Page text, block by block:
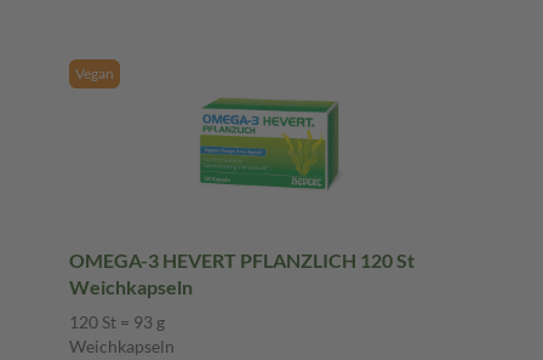
Vegan
OMEGA-3 HEVERT PFLANZLICH 120 St
Weichkapseln
120 St = 93 g
Weichkapseln